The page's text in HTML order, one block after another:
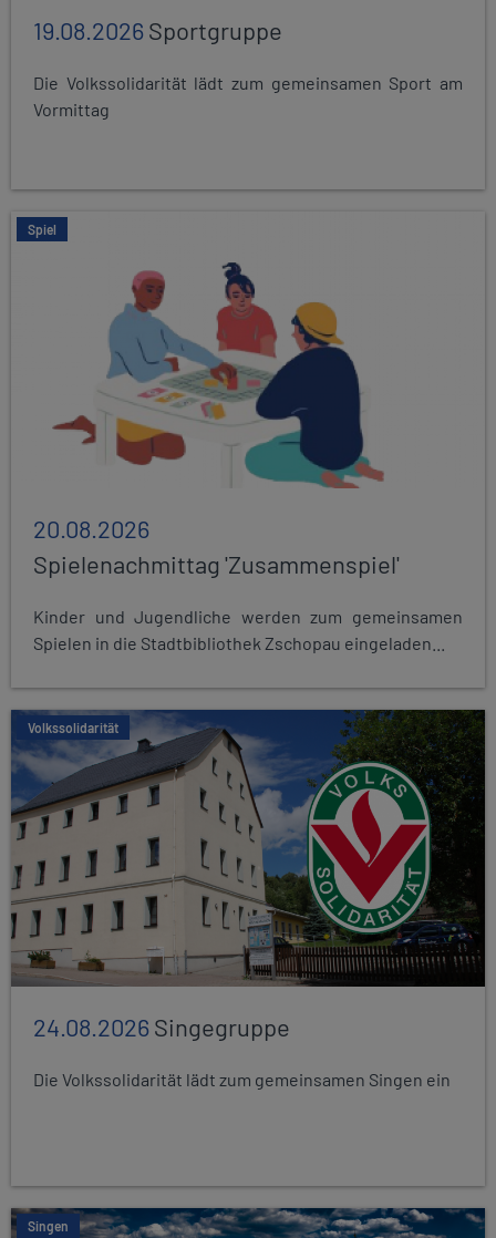
19.08.2026Sportgruppe
Die Volkssolidarität lädt zum gemeinsamen Sport am
Vormittag
Spiel
20.08.2026
Spielenachmittag 'Zusammenspiel'
Kinder und Jugendliche werden zum gemeinsamen
Spielen in die Stadtbibliothek Zschopau eingeladen...
Volkssolidarität
24.08.2026Singegruppe
Die Volkssolidarität lädt zum gemeinsamen Singen ein
Singen